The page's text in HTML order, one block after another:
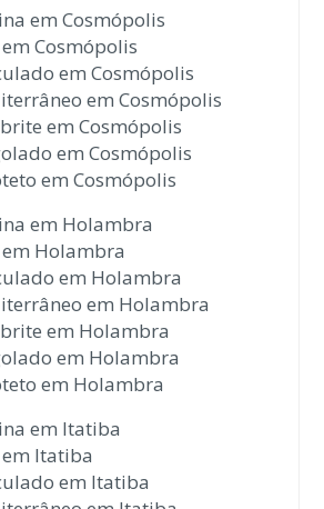
em Cosmópolis
Cosmópolis
em Cosmópolis
em Cosmópolis
em Cosmópolis
em Cosmópolis
em Cosmópolis
em Holambra
Holambra
em Holambra
em Holambra
em Holambra
em Holambra
em Holambra
em Itatiba
Itatiba
em Itatiba